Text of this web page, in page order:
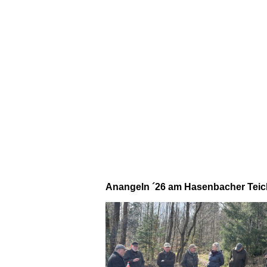
Anangeln ´26 am Hasenbacher